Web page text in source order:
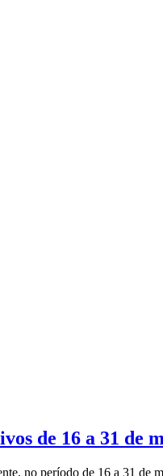
de 16 a 31 de
no período de 16 a 31 de